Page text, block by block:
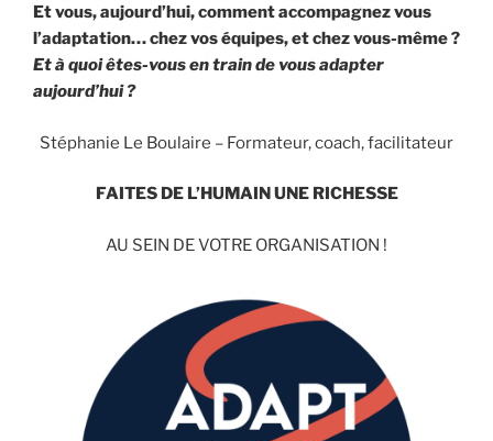
Et vous, aujourd’hui, comment accompagnez vous
l’adaptation… chez vos équipes, et chez vous-même ?
Et à quoi êtes-vous en train de vous adapter
aujourd’hui ?
Stéphanie Le Boulaire – Formateur, coach, facilitateur
FAITES DE L’HUMAIN UNE RICHESSE
AU SEIN DE VOTRE ORGANISATION !